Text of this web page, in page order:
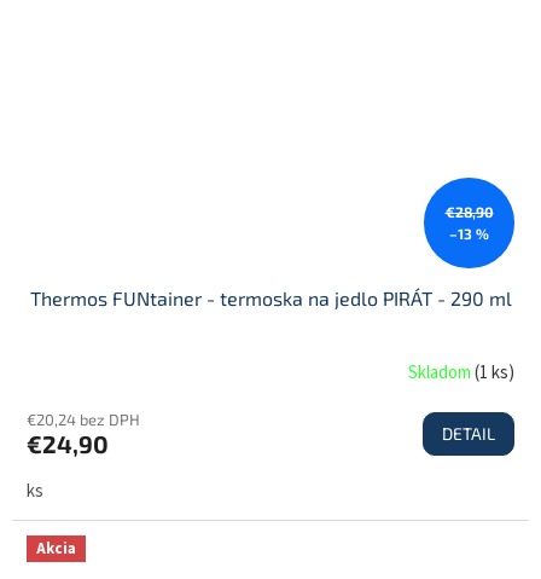
€28,90
–13 %
Thermos FUNtainer - termoska na jedlo PIRÁT - 290 ml
Skladom(1 ks)
€20,24 bez DPH
€24,90 DETAIL
ks
Akcia